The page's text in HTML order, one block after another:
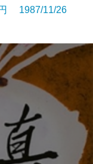
1987/11/26